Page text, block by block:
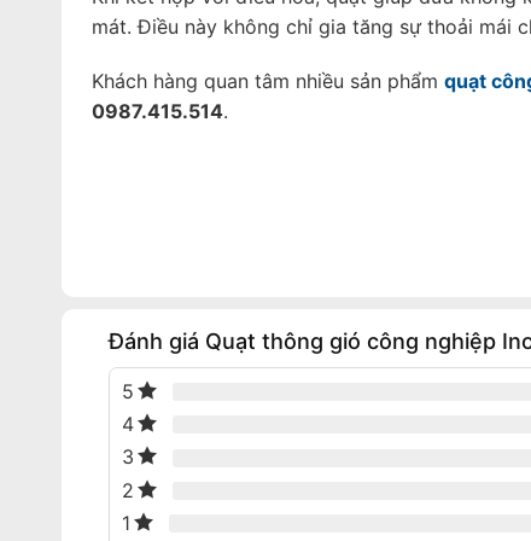
mát. Điều này không chỉ gia tăng sự thoải mái
Khách hàng quan tâm nhiều sản phẩm quạt
0987.415.514.
Đánh giá Quạt thông gió công nghiệp
5
4
3
2
1